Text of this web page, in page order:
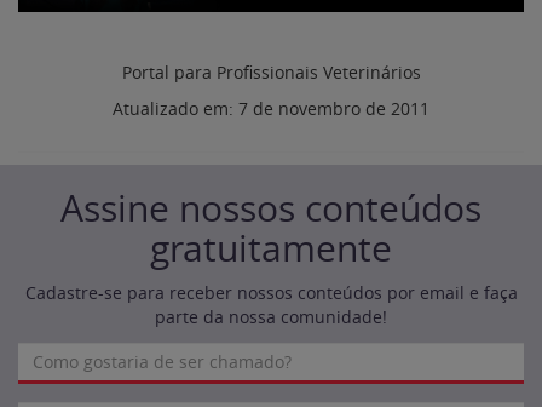
Portal para Profissionais Veterinários
Atualizado em: 7 de novembro de 2011
Assine nossos conteúdos
gratuitamente
Cadastre-se para receber nossos conteúdos por email e faça
parte da nossa comunidade!